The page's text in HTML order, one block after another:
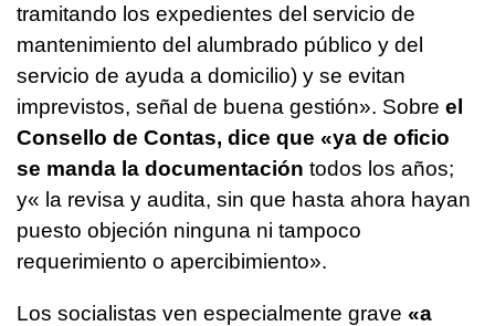
tramitando los expedientes del servicio de
mantenimiento del alumbrado público y del
servicio de ayuda a domicilio) y se evitan
imprevistos, señal de buena gestión». Sobre el
Consello de Contas, dice que «ya de oficio
se manda la documentación todos los años;
y« la revisa y audita, sin que hasta ahora hayan
puesto objeción ninguna ni tampoco
requerimiento o apercibimiento».
Los socialistas ven especialmente grave «a